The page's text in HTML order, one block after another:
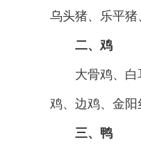
乌头猪、乐平
二、鸡
大骨鸡、白耳
鸡、边鸡、金阳
三、鸭